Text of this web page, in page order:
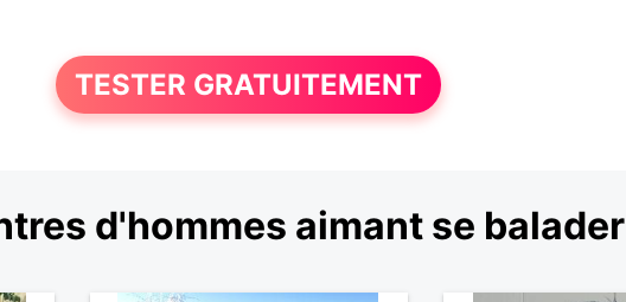
TESTER GRATUITEMENT
d'hommes aimant se balader